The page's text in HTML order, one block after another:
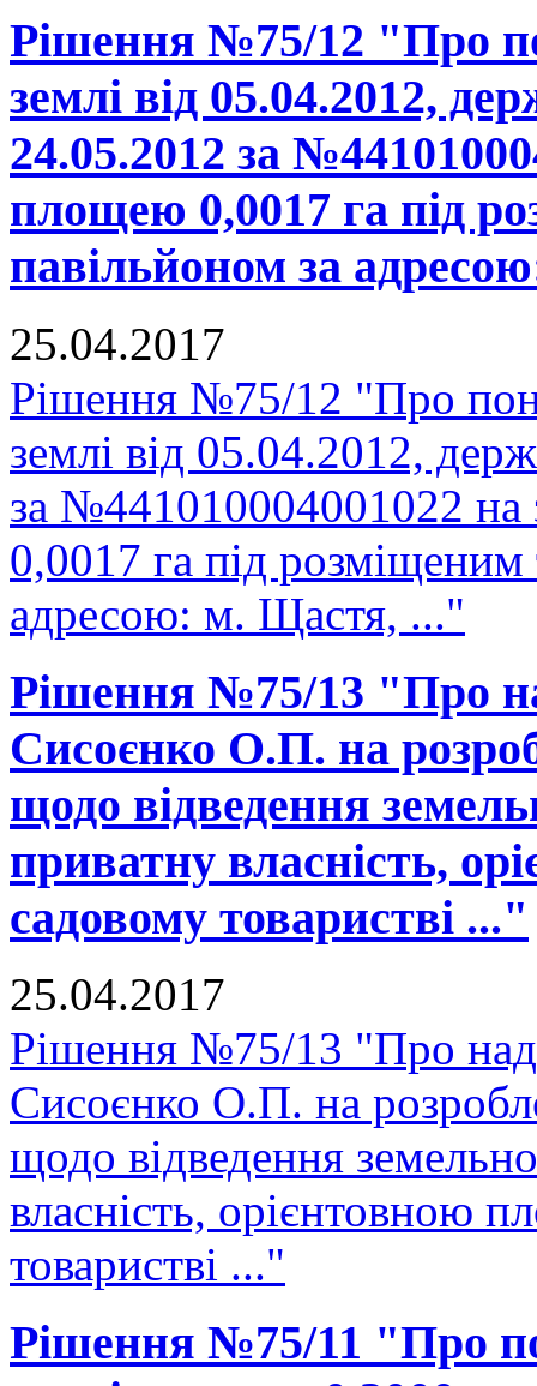
Рішення №75/12 "Про
землі від 05.04.2012,
24.05.2012 за
площею 0,0017 га під
павільйоном за
25.04.2017
Рішення №75/12 "Про
землі від 05.04.2012,
за №441010004001022 на
0,0017 га під
адресою: м. Щастя, ..."
Рішення №75/13 "Про
Сисоєнко О.П. на
щодо відведення
приватну власність,
садовому товаристві ..."
25.04.2017
Рішення №75/13 "Про
Сисоєнко О.П. на
щодо відведення
власність, орієнтовною
товаристві ..."
Рішення №75/11 "Про